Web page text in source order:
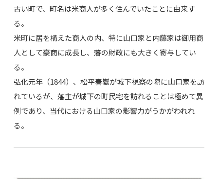
古い町で、町名は米商人が多く住んでいたことに由来す
る。
米町に居を構えた商人の内、特に山口家と内藤家は御用商
人として豪商に成長し、藩の財政にも大きく寄与してい
る。
弘化元年（1844）、松平春嶽が城下視察の際に山口家を訪
れているが、藩主が城下の町民宅を訪れることは極めて異
例であり、当代における山口家の影響力がうかがわれれ
る。